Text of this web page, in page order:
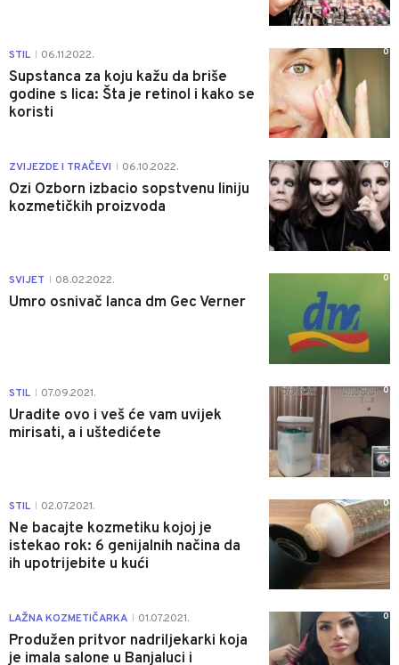
STIL 06.11.2022.
Supstanca za koju kažu da briše
godine s lica: Šta je retinol i kako se
koristi
0
ZVIJEZDE I TRAČEVI 06.10.2022.
Ozi Ozborn izbacio sopstvenu liniju
kozmetičkih proizvoda
0
SVIJET 08.02.2022.
Umro osnivač lanca dm Gec Verner
0
STIL 07.09.2021.
Uradite ovo i veš će vam uvijek
mirisati, a i uštedićete
0
STIL 02.07.2021.
Ne bacajte kozmetiku kojoj je
istekao rok: 6 genijalnih načina da
ih upotrijebite u kući
0
LAŽNA KOZMETIČARKA 01.07.2021.
Produžen pritvor nadriljekarki koja
je imala salone u Banjaluci i
0